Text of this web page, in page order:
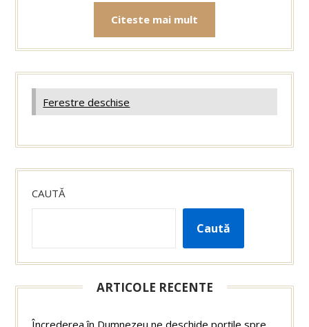
Citeste mai mult
Ferestre deschise
CAUTĂ
Caută
ARTICOLE RECENTE
Încrederea în Dumnezeu ne deschide porțile spre